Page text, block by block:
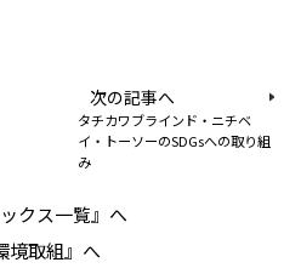
次の記事へ
タチカワブラインド・ニチベ
イ・トーソーのSDGsへの取り組
み
ックス一覧』へ
境取組』へ